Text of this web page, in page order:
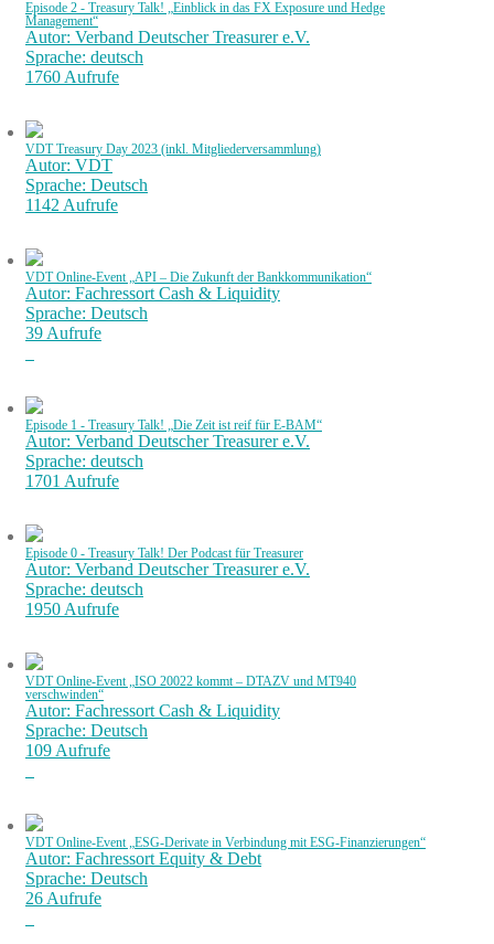
Episode 2 - Treasury Talk! „Einblick in das FX Exposure und Hedge
Management“
Autor: Verband Deutscher Treasurer e.V.
Sprache: deutsch
1760 Aufrufe
VDT Treasury Day 2023 (inkl. Mitgliederversammlung)
Autor: VDT
Sprache: Deutsch
1142 Aufrufe
VDT Online-Event „API – Die Zukunft der Bankkommunikation“
Autor: Fachressort Cash & Liquidity
Sprache: Deutsch
39 Aufrufe
Episode 1 - Treasury Talk! „Die Zeit ist reif für E-BAM“
Autor: Verband Deutscher Treasurer e.V.
Sprache: deutsch
1701 Aufrufe
Episode 0 - Treasury Talk! Der Podcast für Treasurer
Autor: Verband Deutscher Treasurer e.V.
Sprache: deutsch
1950 Aufrufe
VDT Online-Event „ISO 20022 kommt – DTAZV und MT940
verschwinden“
Autor: Fachressort Cash & Liquidity
Sprache: Deutsch
109 Aufrufe
VDT Online-Event „ESG-Derivate in Verbindung mit ESG-Finanzierungen“
Autor: Fachressort Equity & Debt
Sprache: Deutsch
26 Aufrufe